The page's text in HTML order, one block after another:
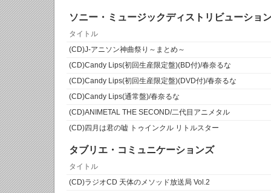
ソニー・ミュージックディストリビューショ
タイトル
(CD)J-アニソン神曲祭り～まとめ～
(CD)Candy Lips(初回生産限定盤)(BD付)/春奈るな
(CD)Candy Lips(初回生産限定盤)(DVD付)/春奈るな
(CD)Candy Lips(通常盤)/春奈るな
(CD)ANIMETAL THE SECOND/二代目アニメタル
(CD)四月は君の嘘 トゥインクル リトルスター
タブリエ・コミュニケーションズ
タイトル
(CD)ラジオCD 天体のメソッド放送局 Vol.2